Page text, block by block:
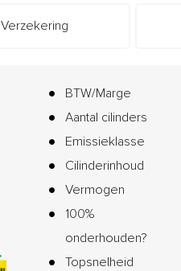
Verzekering
BTW/Marge
Aantal cilinders
Emissieklasse
Cilinderinhoud
Vermogen
100%
onderhouden?
Topsnelheid